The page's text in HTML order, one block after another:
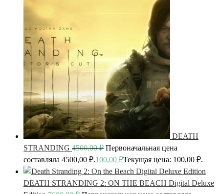
DEATH
STRANDING 4500,00₽ Первоначальная цена
составляла 4500,00 ₽.100,00 ₽Текущая цена: 100,00 ₽.
DEATH STRANDING 2: ON THE BEACH Digital Deluxe